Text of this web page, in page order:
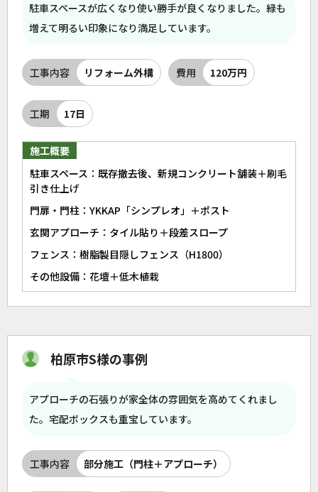
駐車スペースが広くなり使い勝手が良くなりました。緑も
増えて明るい印象になり満足しています。
工事内容 リフォーム外構 費用 120万円
工期 17日
施工概要
駐車スペース：既存撤去後、新規コンクリート舗装＋刷毛
引き仕上げ
門扉・門柱：YKKAP「シンプレオ」＋ポスト
玄関アプローチ：タイル貼り＋段差スロープ
フェンス：樹脂製目隠しフェンス（H1800）
その他設備：花壇＋低木植栽
柏原市S様の事例
アプローチの石張りが家全体の雰囲気を高めてくれまし
た。宅配ボックスも重宝しています。
工事内容 部分施工（門柱＋アプローチ）